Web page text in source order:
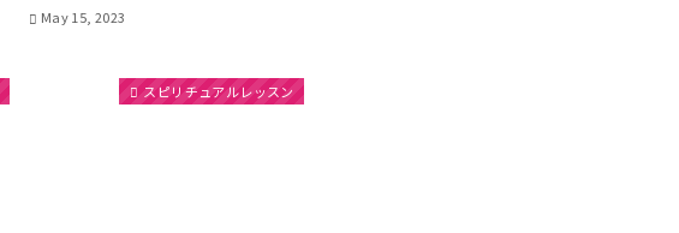
May 15, 2023
スピリチュアルレッスン